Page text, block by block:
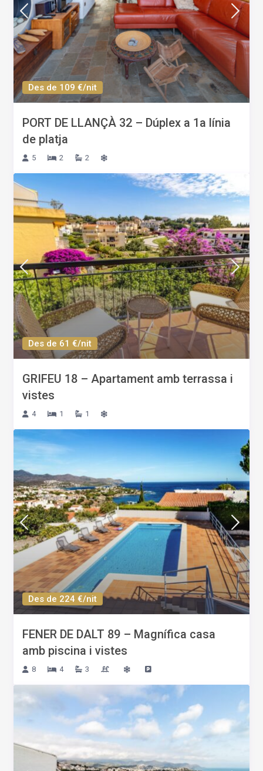
Des de 109 €/nit
PORT DE LLANÇÀ 32 – Dúplex a 1a línia
de platja
5 2 2
Des de 61 €/nit
GRIFEU 18 – Apartament amb terrassa i
vistes
4 1 1
Des de 224 €/nit
FENER DE DALT 89 – Magnífica casa
amb piscina i vistes
8 4 3